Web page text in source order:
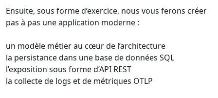
Ensuite, sous forme d’exercice, nous vous ferons créer
pas à pas une application moderne :
un modèle métier au cœur de l’architecture
la persistance dans une base de données SQL
l’exposition sous forme d’API REST
la collecte de logs et de métriques OTLP